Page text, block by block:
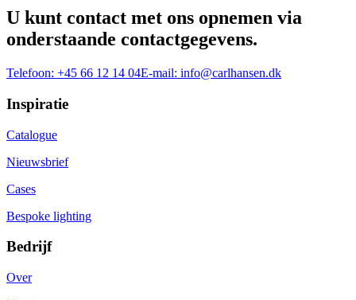
U kunt contact met ons opnemen via
onderstaande contactgegevens.
Telefoon: +45 66 12 14 04E-mail: info@carlhansen.dk
Inspiratie
Catalogue
Nieuwsbrief
Cases
Bespoke lighting
Bedrijf
Over